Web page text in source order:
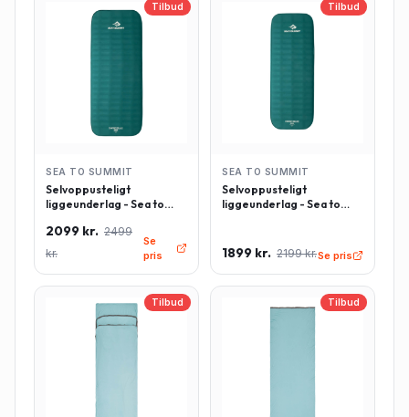
Tilbud
SEA TO SUMMIT
Selvoppusteligt
liggeunderlag - Sea to
Rektangulær - Large -
Grøn
2099 kr. 2499
kr.
Se
pris
Tilbud
SEA TO SUMMIT
Selvoppusteligt
liggeunderlag - Sea to
Grøn
1899 kr. 2199 kr.Se pris
Tilbud Tilbud